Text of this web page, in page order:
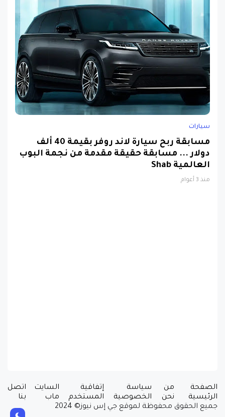
سيارات
مسابقة ربح سيارة لاند روفر بقيمة 40 ألف
دولار ... مسابقة حقيقة مقدمة من نجمة البوب
العالمية Shab
منذ 3 أعوام
الصفحة
الرئيسية
من
نحن
سياسة
الخصوصية
إتفاقية
المستخدم
السايت
ماب
اتصل
بنا
جميع الحقوق محفوظة لموقع جي إس نيوز© 2024